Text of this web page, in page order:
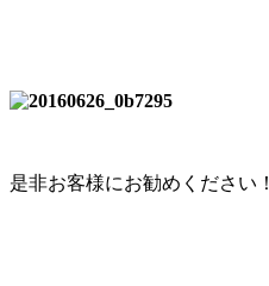
是非お客様にお勧めください！